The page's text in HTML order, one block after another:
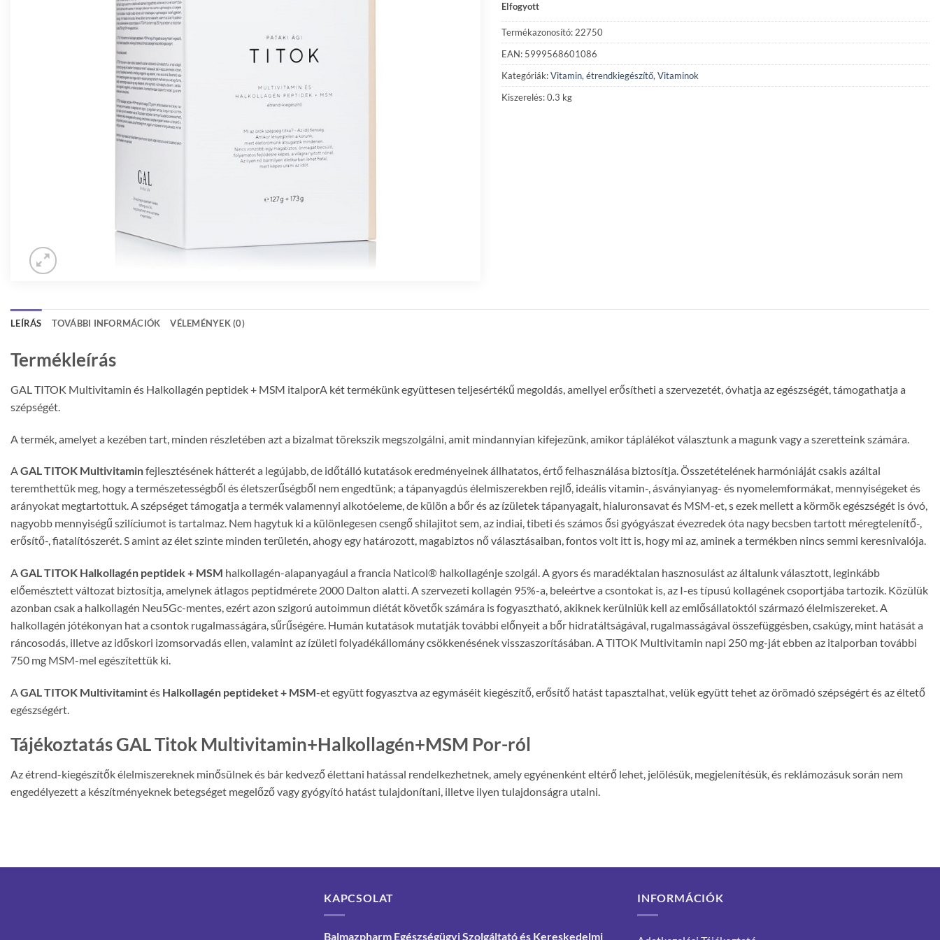
Elfogyott
Termékazonosító: 22750
EAN: 5999568601086
Kategóriák:Vitamin, étrendkiegészítő, Vitaminok
Kiszerelés: 0.3 kg
LEÍRÁS TOVÁBBI INFORMÁCIÓK VÉLEMÉNYEK (0)
Termékleírás
GAL TITOK Multivitamin és Halkollagén peptidek + MSM italporA két termékünk együttesen teljesértékű megoldás, amellyel erősítheti a szervezetét, óvhatja az egészségét, támogathatja a
szépségét.
A termék, amelyet a kezében tart, minden részletében azt a bizalmat törekszik megszolgálni, amit mindannyian kifejezünk, amikor táplálékot választunk a magunk vagy a szeretteink számára.
AGAL TITOK Multivitaminfejlesztésének hátterét a legújabb, de időtálló kutatások eredményeinek állhatatos, értő felhasználása biztosítja. Összetételének harmóniáját csakis azáltal
teremthettük meg, hogy a természetességből és életszerűségből nem engedtünk; a tápanyagdús élelmiszerekben rejlő, ideális vitamin-, ásványianyag- és nyomelemformákat, mennyiségeket és
arányokat megtartottuk. A szépséget támogatja a termék valamennyi alkotóeleme, de külön a bőr és az ízületek tápanyagait, hialuronsavat és MSM-et, s ezek mellett a körmök egészségét is óvó,
nagyobb mennyiségű szilíciumot is tartalmaz. Nem hagytuk ki a különlegesen csengő shilajitot sem, az indiai, tibeti és számos ősi gyógyászat évezredek óta nagy becsben tartott méregtelenítő-,
erősítő-, fiatalítószerét. S amint az élet szinte minden területén, ahogy egy határozott, magabiztos nő választásaiban, fontos volt itt is, hogy mi az, aminek a termékben nincs semmi keresnivalója.
AGAL TITOK Halkollagén peptidek + MSM halkollagén-alapanyagául a francia Naticol® halkollagénje szolgál. A gyors és maradéktalan hasznosulást az általunk választott, leginkább
előemésztett változat biztosítja, amelynek átlagos peptidmérete 2000 Dalton alatti. A szervezeti kollagén 95%-a, beleértve a csontokat is, az I-es típusú kollagének csoportjába tartozik. Közülük
azonban csak a halkollagén Neu5Gc-mentes, ezért azon szigorú autoimmun diétát követők számára is fogyasztható, akiknek kerülniük kell az emlősállatoktól származó élelmiszereket. A
halkollagén jótékonyan hat a csontok rugalmasságára, sűrűségére. Humán kutatások mutatják további előnyeit a bőr hidratáltságával, rugalmasságával összefüggésben, csakúgy, mint hatását a
ráncosodás, illetve az időskori izomsorvadás ellen, valamint az ízületi folyadékállomány csökkenésének visszaszorításában. A TITOK Multivitamin napi 250 mg-ját ebben az italporban további
750 mg MSM-mel egészítettük ki.
AGAL TITOK Multivitamintés Halkollagén peptideket + MSM-et együtt fogyasztva az egymáséit kiegészítő, erősítő hatást tapasztalhat, velük együtt tehet az örömadó szépségért és az éltető
egészségért.
Tájékoztatás GAL Titok Multivitamin+Halkollagén+MSM Por-ról
Az étrend-kiegészítők élelmiszereknek minősülnek és bár kedvező élettani hatással rendelkezhetnek, amely egyénenként eltérő lehet, jelölésük, megjelenítésük, és reklámozásuk során nem
engedélyezett a készítményeknek betegséget megelőző vagy gyógyító hatást tulajdonítani, illetve ilyen tulajdonságra utalni.
KAPCSOLAT
Balmazpharm Egészségügyi Szolgáltató és Kereskedelmi
INFORMÁCIÓK